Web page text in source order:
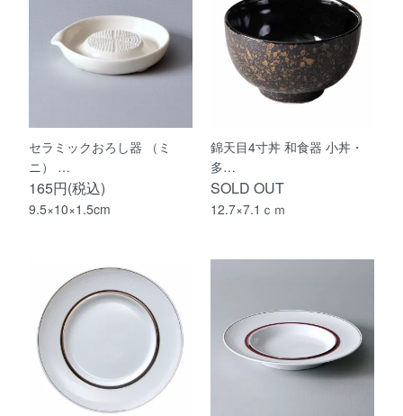
セラミックおろし器 （ミ
ニ） …
165円(税込)
9.5×10×1.5cm
錦天目4寸丼 和食器 小丼・
多…
SOLD OUT
12.7×7.1ｃｍ